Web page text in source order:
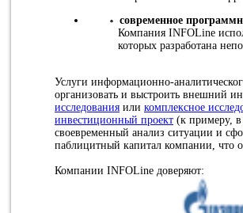
современное
Компания INFOLine
которых разработана
Услуги информационно-
организовать и выстроить внешний
исследования или комплексное
инвестиционный проект (к примеру, в
своевременный анализ ситуации и
паблицитный капитал компании, что
Компании INFOLine доверяют: